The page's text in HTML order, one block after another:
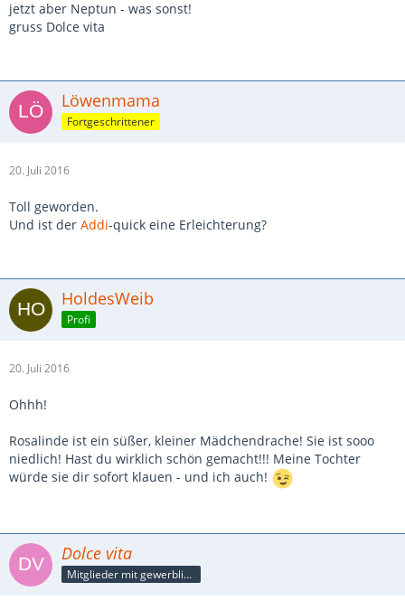
jetzt aber Neptun - was sonst!
gruss Dolce vita
Löwenmama
Fortgeschrittener
20. Juli 2016
Toll geworden.
Und ist der Addi-quick eine Erleichterung?
HoldesWeib
Profi
20. Juli 2016
Ohhh!
Rosalinde ist ein süßer, kleiner Mädchendrache! Sie ist sooo
niedlich! Hast du wirklich schön gemacht!!! Meine Tochter
würde sie dir sofort klauen - und ich auch!
Dolce vita
Mitglieder mit gewerblicher Verbindung, auch als Mitarbeiter/in